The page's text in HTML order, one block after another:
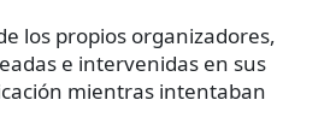
los propios organizadores,
e intervenidas en sus
mientras intentaban